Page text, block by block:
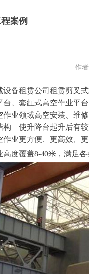
案例
作
设备租赁公司租赁剪叉
台、套缸式高空作业平
作业领域高空安装、维
构，使升降台起升后有
作业更方便、更高效、更
高度覆盖8-40米，满足各